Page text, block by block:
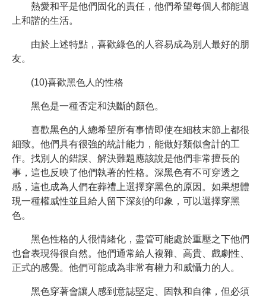
熱愛和平是他們固化的責任，他們希望每個人都能過
上和諧的生活。
由於上述特點，喜歡綠色的人容易成為別人最好的朋
友。
(10)喜歡黑色人的性格
黑色是一種否定和決斷的顏色。
喜歡黑色的人總希望所有事情即使在細枝末節上都很
細致。他們具有很強的統計能力，能做好類似會計的工
作。找別人的錯誤、解決難題應該說是他們非常擅長的
事，這也反映了他們執著的性格。深黑色有不可穿透之
感，這也成為人們在葬禮上選擇穿黑色的原因。如果想體
現一種權威性並且給人留下深刻的印象，可以選擇穿黑
色。
黑色性格的人很情緒化，盡管可能處於重壓之下他們
也會表現得很自然。他們通常給人複雜、高貴、戲劇性、
正式的感覺。他們可能成為非常有權力和威懾力的人。
黑色穿著會讓人感到意誌堅定、固執和自律，但必須